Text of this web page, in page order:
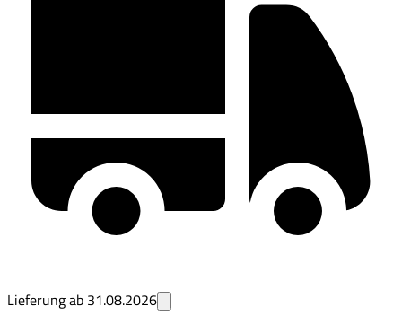
Lieferung ab 31.08.2026